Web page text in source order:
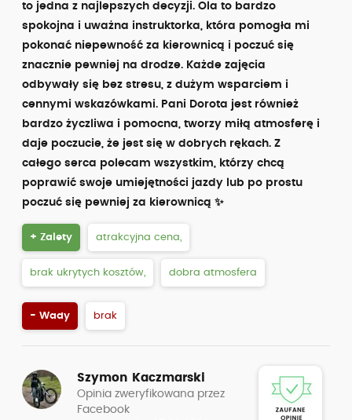
to jedna z najlepszych decyzji. Ola to bardzo
spokojna i uważna instruktorka, która pomogła mi
pokonać niepewność za kierownicą i poczuć się
znacznie pewniej na drodze. Każde zajęcia
odbywały się bez stresu, z dużym wsparciem i
cennymi wskazówkami. Pani Dorota jest również
bardzo życzliwa i pomocna, tworzy miłą atmosferę i
daje poczucie, że jest się w dobrych rękach. Z
całego serca polecam wszystkim, którzy chcą
poprawić swoje umiejętności jazdy lub po prostu
poczuć się pewniej za kierownicą ✨
+ Zalety atrakcyjna cena,
brak ukrytych kosztów, dobra atmosfera
- Wady brak
Szymon Kaczmarski
Opinia zweryfikowana przez
Facebook